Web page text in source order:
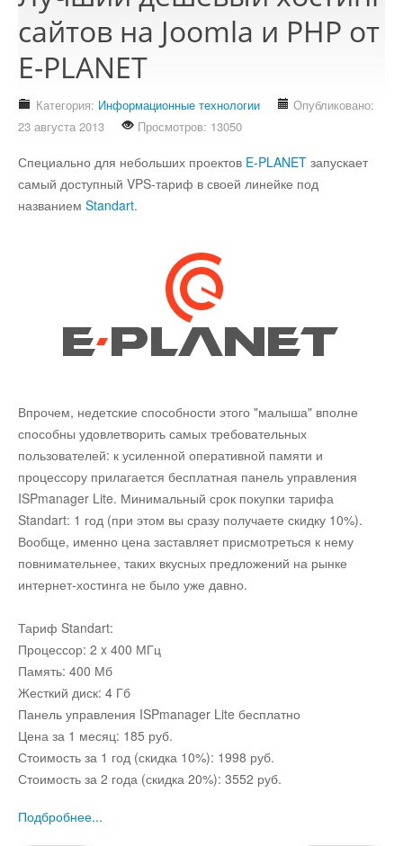
Стихотворения
Детям
Информационные технологии
Авто
Своё дело
Акции
Lietuviškai
English
Deutsch
Остальное
сайтов на Joomla и PHP от
E-PLANET
Категория: Информационные технологии
Опубликовано:
23 августа 2013
Просмотров: 13050
Специально для небольших проектов E-PLANET запускает
самый доступный VPS-тариф в своей линейке под
названием Standart.
Впрочем, недетские способности этого "малыша" вполне
способны удовлетворить самых требовательных
пользователей: к усиленной оперативной памяти и
процессору прилагается бесплатная панель управления
ISPmanager Lite. Минимальный срок покупки тарифа
Standart: 1 год (при этом вы сразу получаете скидку 10%).
Вообще, именно цена заставляет присмотреться к нему
повнимательнее, таких вкусных предложений на рынке
интернет-хостинга не было уже давно.
Тариф Standart:
Процессор: 2 x 400 МГц
Память: 400 Мб
Жесткий диск: 4 Гб
Панель управления ISPmanager Lite бесплатно
Цена за 1 месяц: 185 руб.
Стоимость за 1 год (скидка 10%): 1998 руб.
Стоимость за 2 года (скидка 20%): 3552 руб.
Подбробнее...